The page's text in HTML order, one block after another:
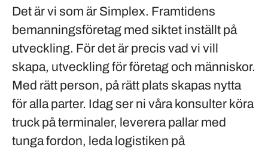
Det är vi som är Simplex. Framtidens
bemanningsföretag med siktet inställt på
utveckling. För det är precis vad vi vill
skapa, utveckling för företag och människor.
Med rätt person, på rätt plats skapas nytta
för alla parter. Idag ser ni våra konsulter köra
truck på terminaler, leverera pallar med
tunga fordon, leda logistiken på